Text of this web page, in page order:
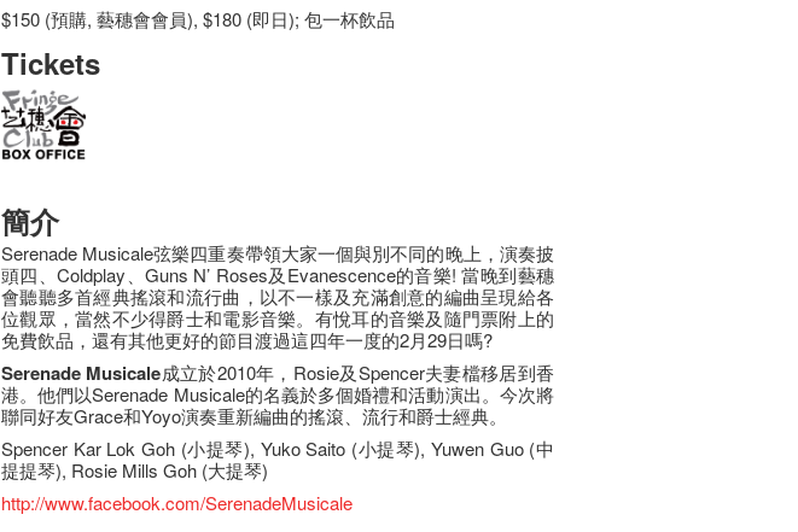
$150 (預購, 藝穗會會員), $180 (即日); 包一杯飲品
Tickets
簡介
Serenade Musicale弦樂四重奏帶領大家一個與別不同的晚上，演奏披
頭四、Coldplay、Guns N’ Roses及Evanescence的音樂! 當晚到藝穗
會聽聽多首經典搖滾和流行曲，以不一樣及充滿創意的編曲呈現給各
位觀眾，當然不少得爵士和電影音樂。有悅耳的音樂及隨門票附上的
免費飲品，還有其他更好的節目渡過這四年一度的2月29日嗎?
Serenade Musicale成立於2010年，Rosie及Spencer夫妻檔移居到香
港。他們以Serenade Musicale的名義於多個婚禮和活動演出。今次將
聯同好友Grace和Yoyo演奏重新編曲的搖滾、流行和爵士經典。
Spencer Kar Lok Goh (小提琴), Yuko Saito (小提琴), Yuwen Guo (中
提提琴), Rosie Mills Goh (大提琴)
http://www.facebook.com/SerenadeMusicale